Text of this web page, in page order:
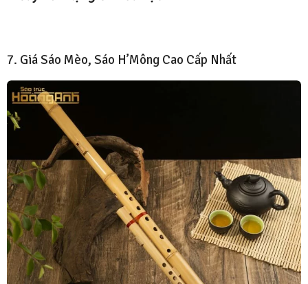
7. Giá Sáo Mèo, Sáo H’Mông Cao Cấp Nhất